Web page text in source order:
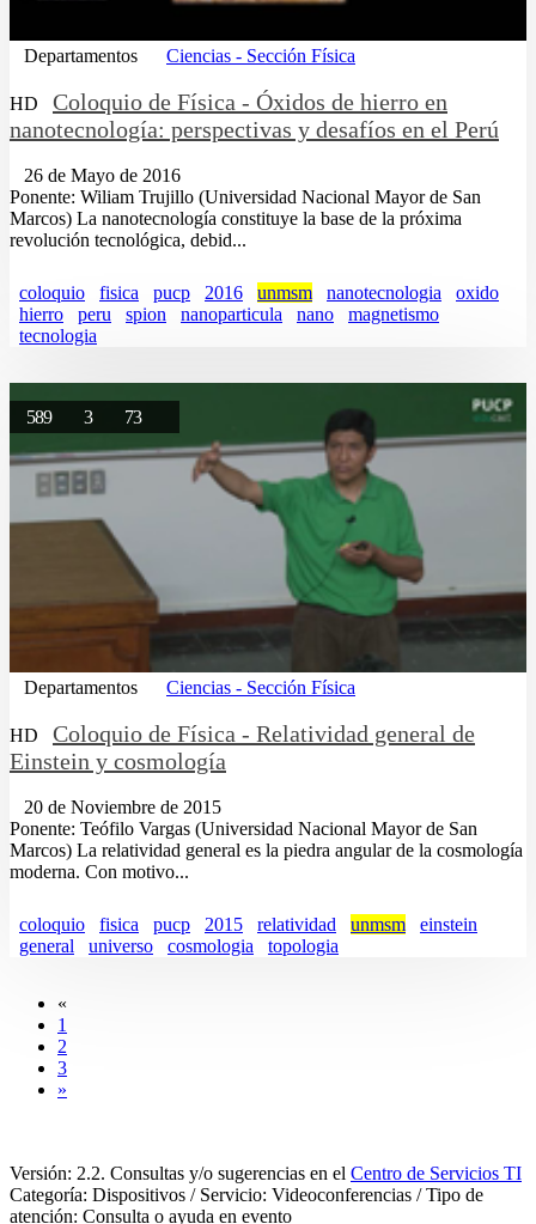
Departamentos Ciencias - Sección Física
HD
Coloquio de Física - Óxidos de hierro en
nanotecnología: perspectivas y desafíos en el Perú
26 de Mayo de 2016
Ponente: Wiliam Trujillo (Universidad Nacional Mayor de San
Marcos) La nanotecnología constituye la base de la próxima
revolución tecnológica, debid...
coloquio fisica pucp 2016 unmsm nanotecnologia
oxido
hierro
peru spion nanoparticula nano
magnetismo
tecnologia
589 3 73
Departamentos Ciencias - Sección Física
HD
Coloquio de Física - Relatividad general de
Einstein y cosmología
20 de Noviembre de 2015
Ponente: Teófilo Vargas (Universidad Nacional Mayor de San
Marcos) La relatividad general es la piedra angular de la cosmología
moderna. Con motivo...
coloquio fisica pucp 2015 relatividad unmsm
einstein
general
universo cosmologia topologia
«
1
2
3
»
Versión: 2.2. Consultas y/o sugerencias en el Centro de Servicios TI
Categoría: Dispositivos / Servicio: Videoconferencias / Tipo de
atención: Consulta o ayuda en evento